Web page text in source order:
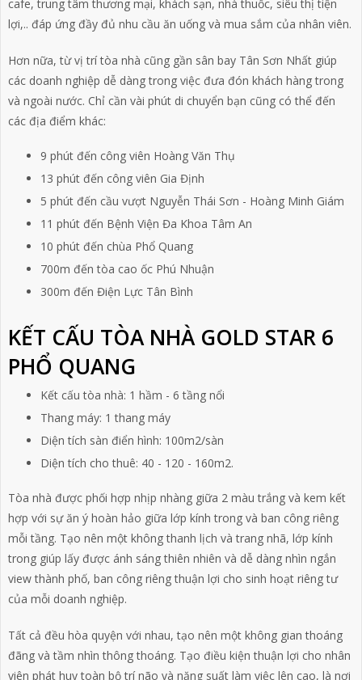
cafe, trung tâm thương mại, khách sạn, nhà thuốc, siêu thị tiện
lợi,.. đáp ứng đầy đủ nhu cầu ăn uống và mua sắm của nhân viên.
Hơn nữa, từ vị trí tòa nhà cũng gần sân bay Tân Sơn Nhất giúp
các doanh nghiệp dễ dàng trong việc đưa đón khách hàng trong
và ngoài nước. Chỉ cần vài phút di chuyển bạn cũng có thể đến
các địa điểm khác:
9 phút đến công viên Hoàng Văn Thụ
13 phút đến công viên Gia Định
5 phút đến cầu vượt Nguyễn Thái Sơn - Hoàng Minh Giám
11 phút đến Bệnh Viện Đa Khoa Tâm An
10 phút đến chùa Phổ Quang
700m đến tòa cao ốc Phú Nhuận
300m đến Điện Lực Tân Bình
KẾT CẤU TÒA NHÀ GOLD STAR 6
PHỔ QUANG
Kết cấu tòa nhà: 1 hầm - 6 tầng nổi
Thang máy: 1 thang máy
Diện tích sàn điển hình: 100m2/sàn
Diện tích cho thuê: 40 - 120 - 160m2.
Tòa nhà được phối hợp nhịp nhàng giữa 2 màu trắng và kem kết
hợp với sự ăn ý hoàn hảo giữa lớp kính trong và ban công riêng
mỗi tầng. Tạo nên một không thanh lịch và trang nhã, lớp kính
trong giúp lấy được ánh sáng thiên nhiên và dễ dàng nhìn ngắn
view thành phố, ban công riêng thuận lợi cho sinh hoạt riêng tư
của mỗi doanh nghiệp.
Tất cả đều hòa quyện với nhau, tạo nên một không gian thoáng
đãng và tầm nhìn thông thoáng. Tạo điều kiện thuận lợi cho nhân
viên phát huy toàn bộ trí não và năng suất làm việc lên cao, là nơi